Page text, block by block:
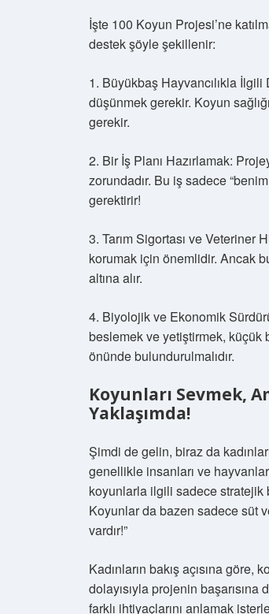
İşte 100 Koyun Projesi’ne
destek şöyle şekillenir:
1. Büyükbaş Hayvancılıkla
düşünmek gerekir. Koyun
gerekir.
2. Bir İş Planı Hazırlamak:
zorundadır. Bu iş sadece
gerektirir!
3. Tarım Sigortası ve Veteriner
korumak için önemlidir. Ancak
altına alır.
4. Biyolojik ve Ekonomik
beslemek ve yetiştirmek, küçük
önünde bulundurulmalıdır.
Koyunları Sevmek,
Yaklaşımda!
Şimdi de gelin, biraz da
genellikle insanları ve
koyunlarla ilgili sadece stratejik
Koyunlar da bazen sadece süt
vardır!”
Kadınların bakış açısına
dolayısıyla projenin
farklı ihtiyaçlarını anlamak